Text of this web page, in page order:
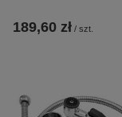
189,60 zł / szt.